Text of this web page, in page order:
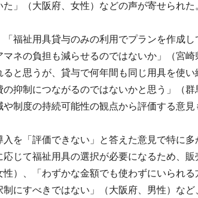
」（大阪府、女性）などの声が寄せられた
福祉用具貸与のみの利用でプランを作成し
ネの負担も減らせるのではないか」（宮
と思うが、貸与で何年間も同じ用具を使い
の抑制につながるのではないかと思う」（
制度の持続可能性の観点から評価する意見
を「評価できない」と答えた意見で特に多
じて福祉用具の選択が必要になるため、
性）、「わずかな金額でも使わずにいられ
にすべきではない」（大阪府、男性）など